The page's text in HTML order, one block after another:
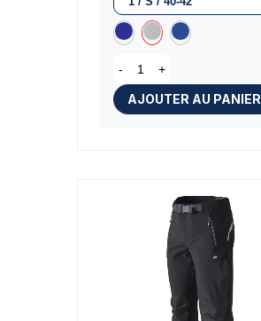
- +
AJOUTER AU PANIER